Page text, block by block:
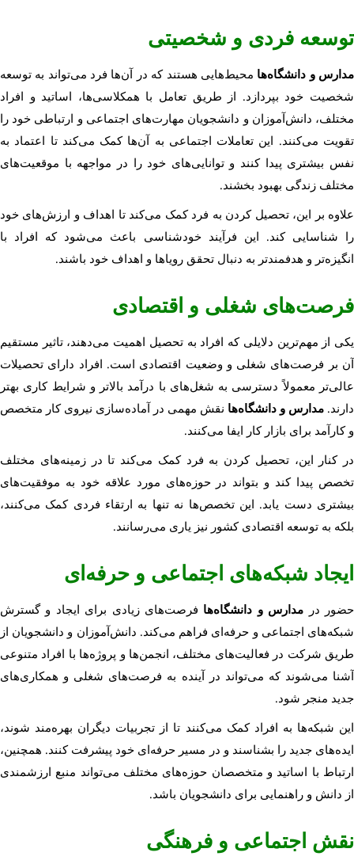
توسعه فردی و شخصیتی
مدارس و دانشگاه‌ها محیط‌هایی هستند که در آن‌ها فرد می‌تواند به توسعه
شخصیت خود بپردازد. از طریق تعامل با همکلاسی‌ها، اساتید و افراد
مختلف، دانش‌آموزان و دانشجویان مهارت‌های اجتماعی و ارتباطی خود را
تقویت می‌کنند. این تعاملات اجتماعی به آن‌ها کمک می‌کند تا اعتماد به
نفس بیشتری پیدا کنند و توانایی‌های خود را در مواجهه با موقعیت‌های
مختلف زندگی بهبود بخشند.
علاوه بر این، تحصیل کردن به فرد کمک می‌کند تا اهداف و ارزش‌های خود
را شناسایی کند. این فرآیند خودشناسی باعث می‌شود که افراد با
انگیزه‌تر و هدفمندتر به دنبال تحقق رویاها و اهداف خود باشند.
فرصت‌های شغلی و اقتصادی
یکی از مهم‌ترین دلایلی که افراد به تحصیل اهمیت می‌دهند، تاثیر مستقیم
آن بر فرصت‌های شغلی و وضعیت اقتصادی است. افراد دارای تحصیلات
عالی‌تر معمولاً دسترسی به شغل‌های با درآمد بالاتر و شرایط کاری بهتر
دارند. مدارس و دانشگاه‌ها نقش مهمی در آماده‌سازی نیروی کار متخصص
و کارآمد برای بازار کار ایفا می‌کنند.
در کنار این، تحصیل کردن به فرد کمک می‌کند تا در زمینه‌های مختلف
تخصص پیدا کند و بتواند در حوزه‌های مورد علاقه خود به موفقیت‌های
بیشتری دست یابد. این تخصص‌ها نه تنها به ارتقاء فردی کمک می‌کنند،
بلکه به توسعه اقتصادی کشور نیز یاری می‌رسانند.
ایجاد شبکه‌های اجتماعی و حرفه‌ای
حضور در مدارس و دانشگاه‌ها فرصت‌های زیادی برای ایجاد و گسترش
شبکه‌های اجتماعی و حرفه‌ای فراهم می‌کند. دانش‌آموزان و دانشجویان از
طریق شرکت در فعالیت‌های مختلف، انجمن‌ها و پروژه‌ها با افراد متنوعی
آشنا می‌شوند که می‌تواند در آینده به فرصت‌های شغلی و همکاری‌های
جدید منجر شود.
این شبکه‌ها به افراد کمک می‌کنند تا از تجربیات دیگران بهره‌مند شوند،
ایده‌های جدید را بشناسند و در مسیر حرفه‌ای خود پیشرفت کنند. همچنین،
ارتباط با اساتید و متخصصان حوزه‌های مختلف می‌تواند منبع ارزشمندی
از دانش و راهنمایی برای دانشجویان باشد.
نقش اجتماعی و فرهنگی